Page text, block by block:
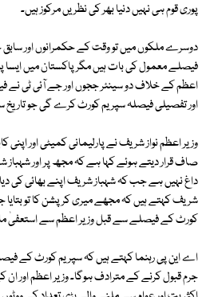
پوری قوم ہی نہیں دنیا بھر کی نظریں مرکوز ہیں۔
دوسرے ملکوں میں تو وقت کے حکمرانوں اور
فیصلے معمول کی بات ہیں مگر پاکستان میں ایسا
اعظم کے خلاف دو سینئر ججوں اور جے آئی ٹی
اور تفصیلی فیصلہ سپریم کورٹ کرے گی جو تاریخ
وزیر اعظم نواز شریف نے پارلیمانی کمیٹی اور
صاف قرار دیتے ہوئے کہا ہے کہ مجھ پر اور
داغ نہیں ہے جب کہ شہباز شریف اپنے بھائی کی
شریف کہتے ہیں کہ مجھے میری کرپشن کا تو
کورٹ کے فیصلے سے قبل وزیر اعظم سے استعفیٰ
اے این پی رہنما کہتے ہیں کہ سپریم کورٹ کے
جرم قبول کرنے کے مترادف ہوگا۔ وزیر اعظم اور ان